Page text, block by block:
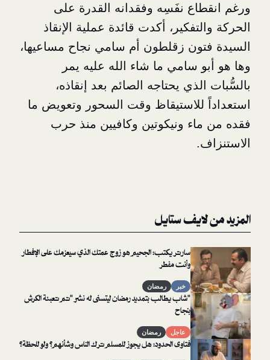
نفَسِه وفقدانه القدرة على
أكدت قائدة عملية الإنقاذ
زقلطون أم سامي نجاح مساعيها،
سامي ما شاء الله عليه يمر
يحتاجه الصائم بعد إنقاذه،
للاستيقاظ وقت السحور وتعويض ما
ونيكوتين وكافيين منذ حرب
ستايل
سارتر يكتب: الجحيم هو زوج عمتك الذي سيعزمك على الإفطار
وأنت مفطر
خبر رمضان
"شاب يطالب بتمديد رمضان ليتسنى له نشر "تم تعبئة الكرش
بنجاح
عاجل رمضان
فتاوى الحدود: هل يجوز للمسلم ترك الناس وشأنهم؟ ولو للحظة؟